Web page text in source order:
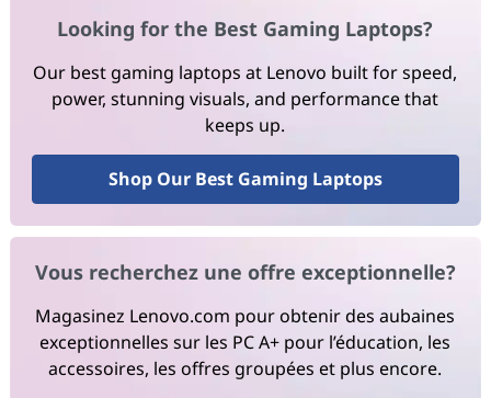
Looking for the Best Gaming Laptops?
Our best gaming laptops at Lenovo built for speed,
power, stunning visuals, and performance that
keeps up.
Shop Our Best Gaming Laptops
Vous recherchez une offre exceptionnelle?
Magasinez Lenovo.com pour obtenir des aubaines
exceptionnelles sur les PC A+ pour l’éducation, les
accessoires, les offres groupées et plus encore.